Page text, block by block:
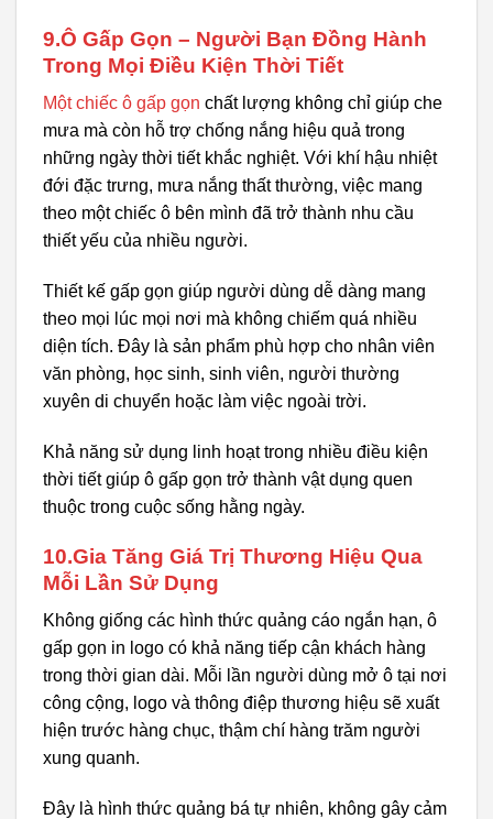
9.Ô Gấp Gọn – Người Bạn Đồng Hành
Trong Mọi Điều Kiện Thời Tiết
Một chiếc ô gấp gọn chất lượng không chỉ giúp che
mưa mà còn hỗ trợ chống nắng hiệu quả trong
những ngày thời tiết khắc nghiệt. Với khí hậu nhiệt
đới đặc trưng, mưa nắng thất thường, việc mang
theo một chiếc ô bên mình đã trở thành nhu cầu
thiết yếu của nhiều người.
Thiết kế gấp gọn giúp người dùng dễ dàng mang
theo mọi lúc mọi nơi mà không chiếm quá nhiều
diện tích. Đây là sản phẩm phù hợp cho nhân viên
văn phòng, học sinh, sinh viên, người thường
xuyên di chuyển hoặc làm việc ngoài trời.
Khả năng sử dụng linh hoạt trong nhiều điều kiện
thời tiết giúp ô gấp gọn trở thành vật dụng quen
thuộc trong cuộc sống hằng ngày.
10.Gia Tăng Giá Trị Thương Hiệu Qua
Mỗi Lần Sử Dụng
Không giống các hình thức quảng cáo ngắn hạn, ô
gấp gọn in logo có khả năng tiếp cận khách hàng
trong thời gian dài. Mỗi lần người dùng mở ô tại nơi
công cộng, logo và thông điệp thương hiệu sẽ xuất
hiện trước hàng chục, thậm chí hàng trăm người
xung quanh.
Đây là hình thức quảng bá tự nhiên, không gây cảm